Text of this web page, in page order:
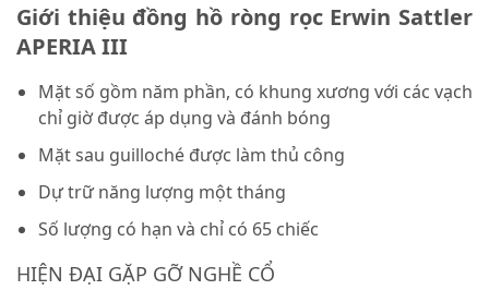
Giới thiệu đồng hồ ròng rọc Erwin Sattler
APERIA III
Mặt số gồm năm phần, có khung xương với các vạch
chỉ giờ được áp dụng và đánh bóng
Mặt sau guilloché được làm thủ công
Dự trữ năng lượng một tháng
Số lượng có hạn và chỉ có 65 chiếc
HIỆN ĐẠI GẶP GỠ NGHỀ CỔ